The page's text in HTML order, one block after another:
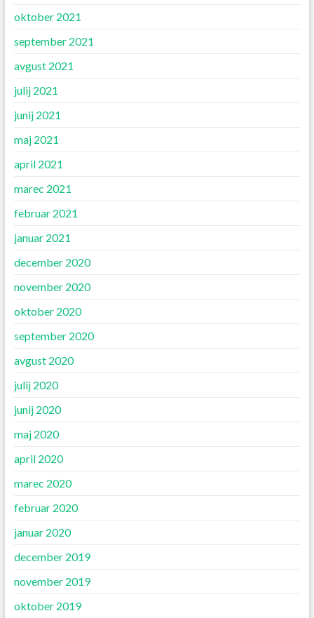
oktober 2021
september 2021
avgust 2021
julij 2021
junij 2021
maj 2021
april 2021
marec 2021
februar 2021
januar 2021
december 2020
november 2020
oktober 2020
september 2020
avgust 2020
julij 2020
junij 2020
maj 2020
april 2020
marec 2020
februar 2020
januar 2020
december 2019
november 2019
oktober 2019